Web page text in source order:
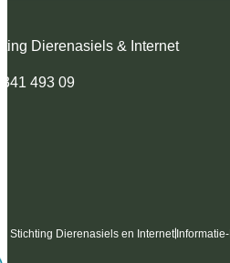
Dierenasiels & Internet
493 09
Stichting Dierenasiels en Internet Informatie-